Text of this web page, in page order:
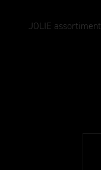
JOLIE assortiment